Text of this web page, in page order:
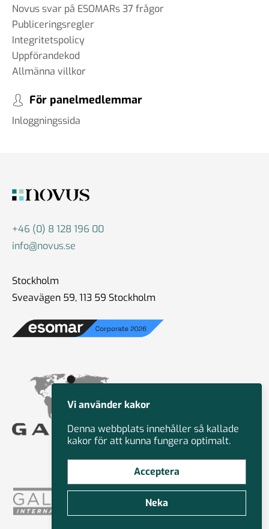
Novus svar på ESOMARs 37 frågor
Publiceringsregler
Integritetspolicy
Uppförandekod
Allmänna villkor
För panelmedlemmar
Inloggningssida
+46 (0) 8 128 196 00
info@novus.se
Stockholm
Sveavägen 59, 113 59 Stockholm
Vi använder kakor
Denna webbplats innehåller så kallade
kakor för att kunna fungera optimalt.
Acceptera
Neka